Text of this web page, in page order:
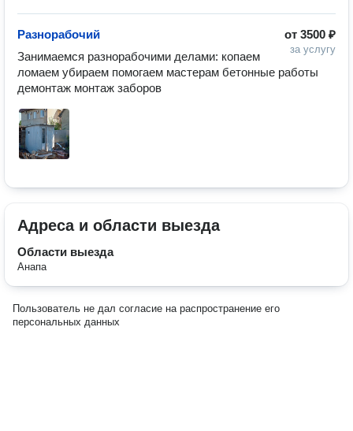
от 3500 ₽
за услугу
Разнорабочий
Занимаемся разнорабочими делами: копаем
ломаем убираем помогаем мастерам бетонные работы
демонтаж монтаж заборов
Адреса и области выезда
Области выезда
Анапа
Пользователь не дал согласие на распространение его
персональных данных